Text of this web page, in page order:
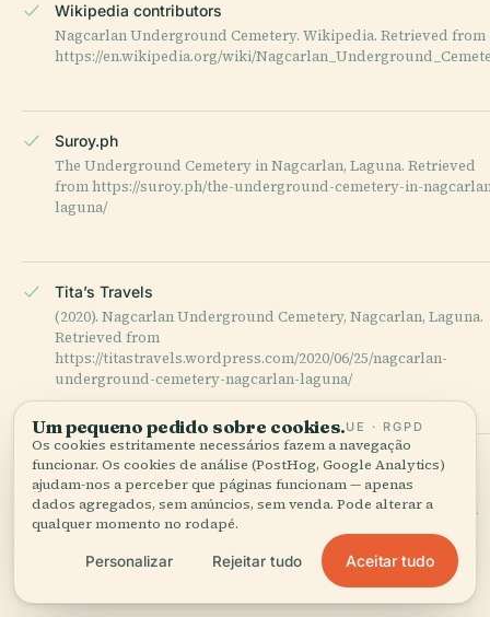
Wikipedia contributors
Nagcarlan Underground Cemetery. Wikipedia. Retrieved from
https://en.wikipedia.org/wiki/
Suroy.ph
The Underground Cemetery in Nagcarlan, Laguna. Retrieved
from https://suroy.ph/the-underground-cemetery-in-
laguna/
Tita’s Travels
(2020). Nagcarlan Underground Cemetery, Nagcarlan, Laguna.
Retrieved from
https://titastravels.wordpress.com/2020/06/25/nagcarlan-
underground-cemetery-nagcarlan-laguna/
Pinoy Builders
Kakaibang Libingan: Appreciate Nagcarlan Underground
Cemetery and Other Worthy Cemetery for Their Architectural
Design. Retrieved from https://pinoybuilders.ph/kakaibang-
libingan-appreciate-nagcarlan-underground-cemetery-and-
other-worthy-cemetery-for-their-architectural-design/
Um pequeno pedido sobre cookies.UE · RGPD
Os cookies estritamente necessários fazem a navegação
funcionar. Os cookies de análise (PostHog, Google Analytics)
ajudam-nos a perceber que páginas funcionam — apenas
dados agregados, sem anúncios, sem venda. Pode alterar a
qualquer momento no rodapé.
Personalizar Rejeitar tudo Aceitar tudo